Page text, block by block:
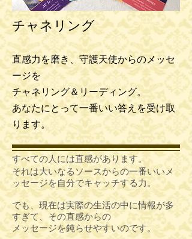
すべての人には直感があります。
それは大いなるソースからの一番いいメ
ッセージを自分でキャッチする力。
でも、現在は実際の生活の中に情報が多
すぎて、その直感からの
メッセージを鈍らせやすいのです。
チャネリング
直感力を磨き、守護天使からのメッセ
ージを
チャネリング＆リーディング。
​あなたにとって一番いい答えを受け取
ります。